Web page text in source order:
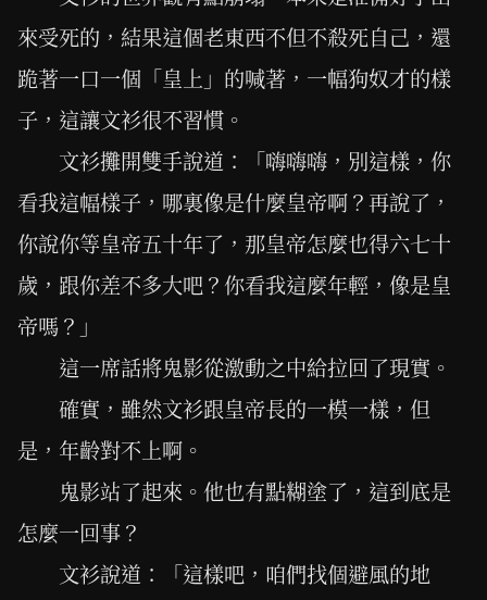
來受死的，結果這個老東西不但不殺死自己，還
跪著一口一個「皇上」的喊著，一幅狗奴才的樣
子，這讓文衫很不習慣。
文衫攤開雙手說道：「嗨嗨嗨，別這樣，你
看我這幅樣子，哪裏像是什麼皇帝啊？再說了，
你說你等皇帝五十年了，那皇帝怎麼也得六七十
歲，跟你差不多大吧？你看我這麼年輕，像是皇
帝嗎？」
這一席話將鬼影從激動之中給拉回了現實。
確實，雖然文衫跟皇帝長的一模一樣，但
是，年齡對不上啊。
鬼影站了起來。他也有點糊塗了，這到底是
怎麼一回事？
文衫說道：「這樣吧，咱們找個避風的地